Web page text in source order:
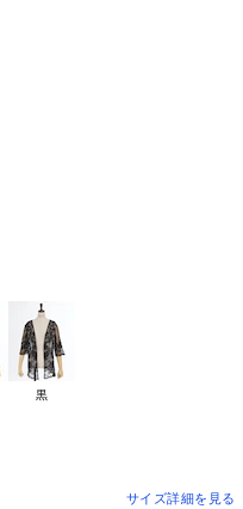
黒
サイズ詳細を見る